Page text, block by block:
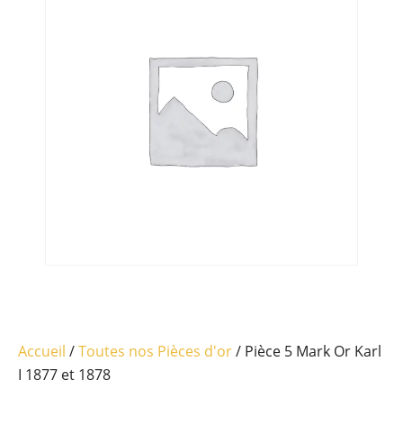
Accueil /Toutes nos Pièces d'or/ Pièce 5 Mark Or Karl
I 1877 et 1878